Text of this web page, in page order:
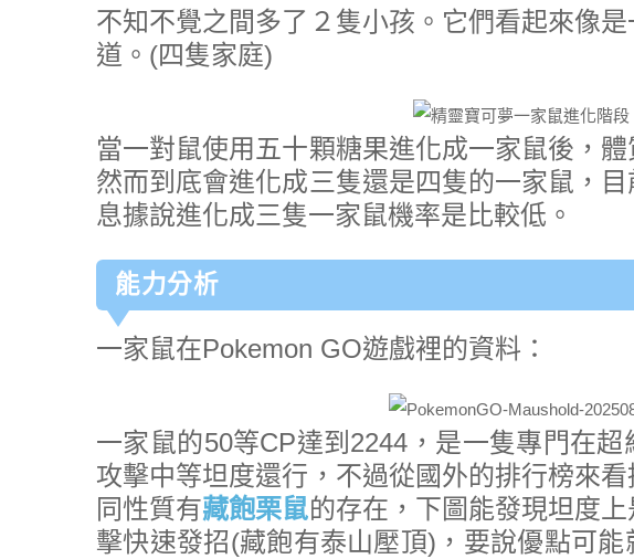
不知不覺之間多了２隻小孩。它們看起來像
道。(四隻家庭)
當一對鼠使用五十顆糖果進化成一家鼠後，
然而到底會進化成三隻還是四隻的一家鼠，
息據說進化成三隻一家鼠機率是比較低。
能力分析
一家鼠在Pokemon GO遊戲裡的資料：
一家鼠的50等CP達到2244，是一隻專門在
攻擊中等坦度還行，不過從國外的排行榜來
同性質有藏飽栗鼠的存在，下圖能發現坦度
擊快速發招(藏飽有泰山壓頂)，要說優點可能